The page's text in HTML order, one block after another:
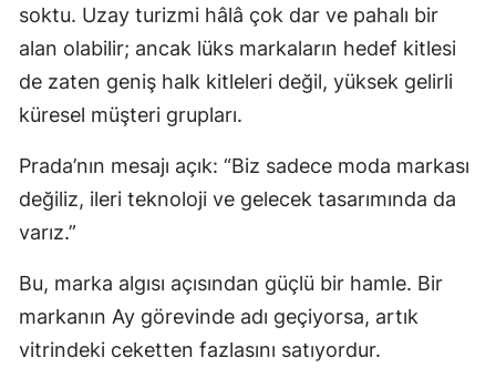
soktu. Uzay turizmi hâlâ çok dar ve pahalı bir
alan olabilir; ancak lüks markaların hedef kitlesi
de zaten geniş halk kitleleri değil, yüksek gelirli
küresel müşteri grupları.
Prada’nın mesajı açık: “Biz sadece moda markası
değiliz, ileri teknoloji ve gelecek tasarımında da
varız.”
Bu, marka algısı açısından güçlü bir hamle. Bir
markanın Ay görevinde adı geçiyorsa, artık
vitrindeki ceketten fazlasını satıyordur.